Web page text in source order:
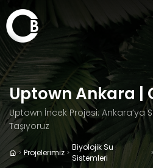
Uptown Ankara |
Uptown İncek Projesi: Ankara’ya
Taşıyoruz
Projelerimiz
Biyolojik Su
Sistemleri